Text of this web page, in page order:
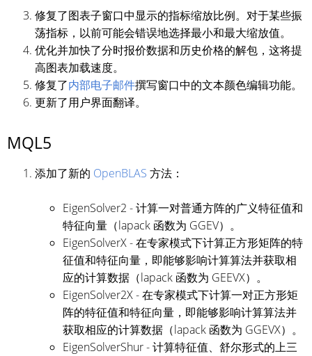
修复了图表子窗口中显示的指标缩放比例。对于某些振
荡指标，以前可能会错误地选择最小和最大缩放值。
优化并加快了分时报价数据和历史价格的解包，这将提
高图表加载速度。
修复了内部电子邮件撰写窗口中的文本颜色编辑功能。
更新了用户界面翻译。
MQL5
添加了新的 OpenBLAS 方法：
EigenSolver2 - 计算一对普通方阵的广义特征值和
特征向量（lapack 函数为 GGEV）。
EigenSolverX - 在专家模式下计算正方形矩阵的特
征值和特征向量，即能够影响计算算法并获取相
应的计算数据（lapack 函数为 GEEVX）。
EigenSolver2X - 在专家模式下计算一对正方形矩
阵的特征值和特征向量，即能够影响计算算法并
获取相应的计算数据（lapack 函数为 GGEVX）。
EigenSolverShur - 计算特征值、舒尔形式的上三